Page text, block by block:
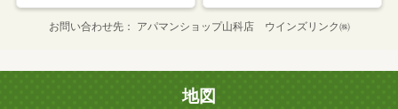
お問い合わせ先 アパマンショップ山科店 ウインズリンク㈱
地図